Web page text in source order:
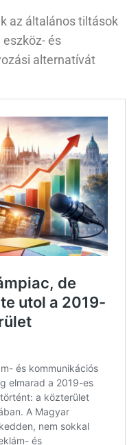
az általános tiltások
és
alternatívát